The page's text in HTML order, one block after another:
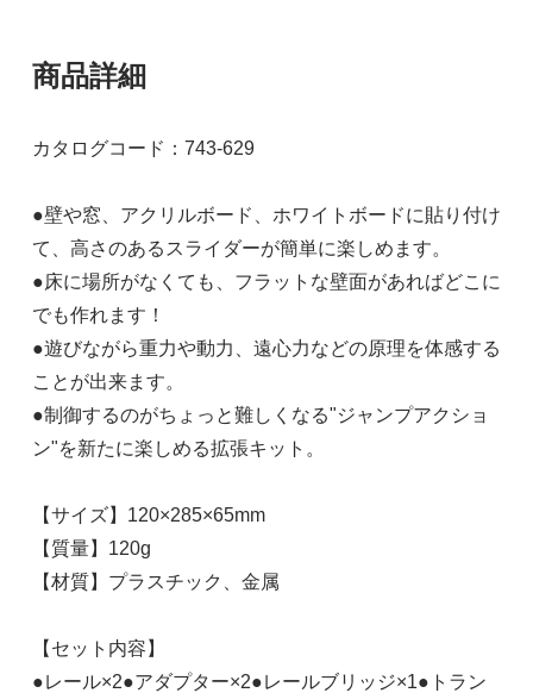
商品詳細
カタログコード：743-629
●壁や窓、アクリルボード、ホワイトボードに貼り付け
て、高さのあるスライダーが簡単に楽しめます。
●床に場所がなくても、フラットな壁面があればどこに
でも作れます！
●遊びながら重力や動力、遠心力などの原理を体感する
ことが出来ます。
●制御するのがちょっと難しくなる"ジャンプアクショ
ン"を新たに楽しめる拡張キット。
【サイズ】120×285×65mm
【質量】120g
【材質】プラスチック、金属
【セット内容】
●レール×2●アダプター×2●レールブリッジ×1●トラン